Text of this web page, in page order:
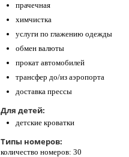
прачечная
химчистка
услуги по глажению одежды
обмен валюты
прокат автомобилей
трансфер до/из аэропорта
доставка прессы
Для детей:
детские кроватки
Типы номеров:
количество номеров: 30